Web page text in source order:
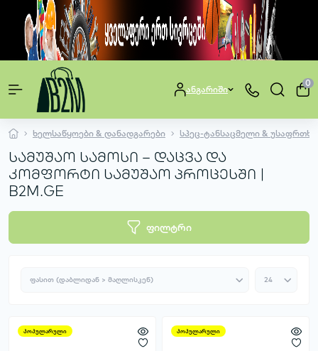
ანგარიში
0
ხელსაწყოები & დანადგარები სპეც-ტანსაცმელი &
სამუშაო სამოსი – დაცვა და
კომფორტი სამუშაო პროცესში |
B2M.GE
ფილტრი
პოპულარული პოპულარული